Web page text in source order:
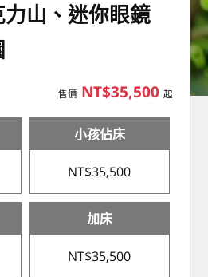
山、迷你眼鏡
售價 NT$35,500 起
小孩佔床
NT$35,500
加床
NT$35,500